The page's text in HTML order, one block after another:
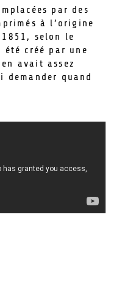
par des
à l’origine
selon le
créé par une
avait assez
demander quand